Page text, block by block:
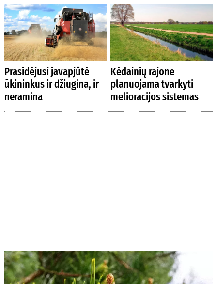
Prasidėjusi javapjūtė
ūkininkus ir džiugina, ir
neramina
Kėdainių rajone
planuojama tvarkyti
melioracijos sistemas